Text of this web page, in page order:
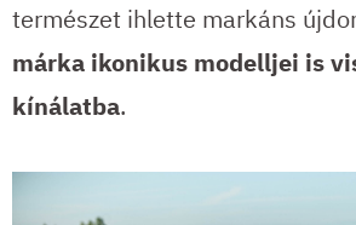
természet ihlette markáns
márka ikonikus modelljei is
kínálatba.